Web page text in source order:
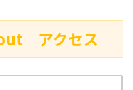
アクセス